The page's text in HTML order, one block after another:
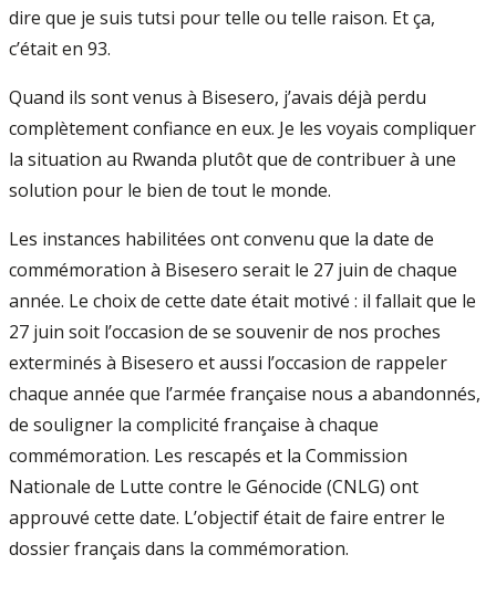
dire que je suis tutsi pour telle ou telle raison. Et ça,
c’était en 93.
Quand ils sont venus à Bisesero, j’avais déjà perdu
complètement confiance en eux. Je les voyais compliquer
la situation au Rwanda plutôt que de contribuer à une
solution pour le bien de tout le monde.
Les instances habilitées ont convenu que la date de
commémoration à Bisesero serait le 27 juin de chaque
année. Le choix de cette date était motivé : il fallait que le
27 juin soit l’occasion de se souvenir de nos proches
exterminés à Bisesero et aussi l’occasion de rappeler
chaque année que l’armée française nous a abandonnés,
de souligner la complicité française à chaque
commémoration. Les rescapés et la Commission
Nationale de Lutte contre le Génocide (CNLG) ont
approuvé cette date. L’objectif était de faire entrer le
dossier français dans la commémoration.